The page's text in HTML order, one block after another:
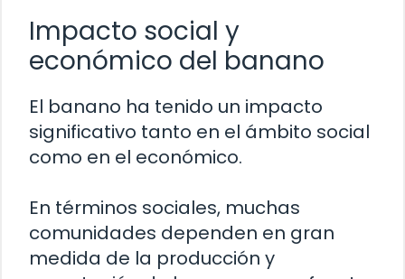
Impacto social y
económico del banano
El banano ha tenido un impacto
significativo tanto en el ámbito social
como en el económico.
En términos sociales, muchas
comunidades dependen en gran
medida de la producción y